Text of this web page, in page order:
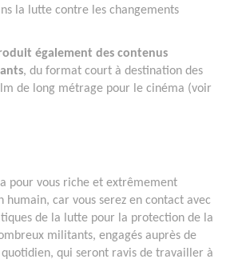
la lutte contre les changements
également des contenus
, du format court à destination des
de long métrage pour le cinéma (voir
pour vous riche et extrêmement
car vous serez en contact avec
de la lutte pour la protection de la
militants, engagés auprès de
quotidien, qui seront ravis de travailler à